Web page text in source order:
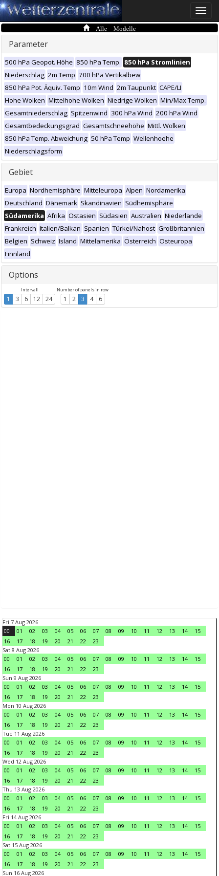
Toggle
Alle Modelle
Parameter
500 hPa Geopot. Höhe 850 hPa Temp. 850 hPa Stromlinien
Niederschlag 2m Temp 700 hPa Vertikalbew
850 hPa Pot. Äquiv. Temp 10m Wind 2m Taupunkt CAPE/LI
Hohe Wolken Mittelhohe Wolken Niedrige Wolken Min/Max Temp.
Gesamtniederschlag Spitzenwind 300 hPa Wind 200 hPa Wind
Gesamtbedeckungsgrad Gesamtschneehöhe Mittl. Wolken
850 hPa Temp. Abweichung 50 hPa Temp Wellenhoehe
Niederschlagsform
Gebiet
Europa Nordhemisphäre Mitteleuropa Alpen Nordamerika
Deutschland Dänemark Skandinavien Südhemisphäre
Südamerika Afrika Ostasien Südasien Australien Niederlande
Frankreich Italien/Balkan Spanien Türkei/Nahost Großbritannien
Belgien Schweiz Island Mittelamerika Österreich Osteuropa
Finnland
Options
Intervall
1 3 6 12 24
Number of panels in row
1 2 3 4 6
Fri 7 Aug 2026
00
01 02 03 04 05 06 07 08 09 10 11 12 13 14
15
16
17 18 19 20 21 22
23
Sat 8 Aug 2026
00
01 02 03 04 05 06 07 08 09 10 11 12 13 14
15
16
17 18 19 20 21 22
23
Sun 9 Aug 2026
00
01 02 03 04 05 06 07 08 09 10 11 12 13 14
15
16
17 18 19 20 21 22
23
Mon 10 Aug 2026
00
01 02 03 04 05 06 07 08 09 10 11 12 13 14
15
16
17 18 19 20 21 22
23
Tue 11 Aug 2026
00
01 02 03 04 05 06 07 08 09 10 11 12 13 14
15
16
17 18 19 20 21 22
23
Wed 12 Aug 2026
00
01 02 03 04 05 06 07 08 09 10 11 12 13 14
15
16
17 18 19 20 21 22
23
Thu 13 Aug 2026
00
01 02 03 04 05 06 07 08 09 10 11 12 13 14
15
16
17 18 19 20 21 22
23
Fri 14 Aug 2026
00
01 02 03 04 05 06 07 08 09 10 11 12 13 14
15
16
17 18 19 20 21 22
23
Sat 15 Aug 2026
00
01 02 03 04 05 06 07 08 09 10 11 12 13 14
15
16
17 18 19 20 21 22
23
Sun 16 Aug 2026